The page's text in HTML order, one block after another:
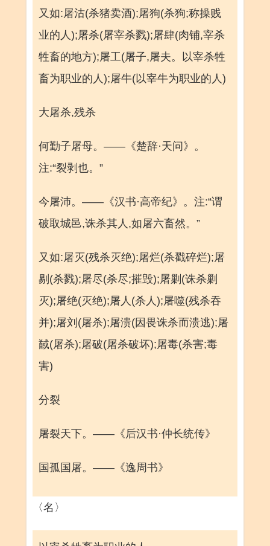
又如:屠沽(杀猪卖酒);屠狗(杀狗;称操贱
业的人);屠杀(屠宰杀戮);屠肆(肉铺,宰杀
牲畜的地方);屠工(屠子,屠夫。以宰杀牲
畜为职业的人);屠牛(以宰牛为职业的人)
大屠杀,残杀
何勤子屠母。——《楚辞·天问》。
注:“裂剥也。”
今屠沛。——《汉书·高帝纪》。注:“谓
破取城邑,诛杀其人,如屠六畜然。”
又如:屠灭(残杀灭绝);屠烂(杀戳碎烂);屠
剔(杀戮);屠尽(杀尽;摧毁);屠剿(诛杀剿
灭);屠绝(灭绝);屠人(杀人);屠噬(残杀吞
并);屠刘(屠杀);屠溃(因畏诛杀而溃逃);屠
馘(屠杀);屠破(屠杀破坏);屠毒(杀害;毒
害)
分裂
屠裂天下。——《后汉书·仲长统传》
国孤国屠。——《逸周书》
〈名〉